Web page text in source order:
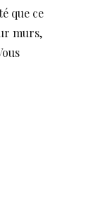
que ce
murs,